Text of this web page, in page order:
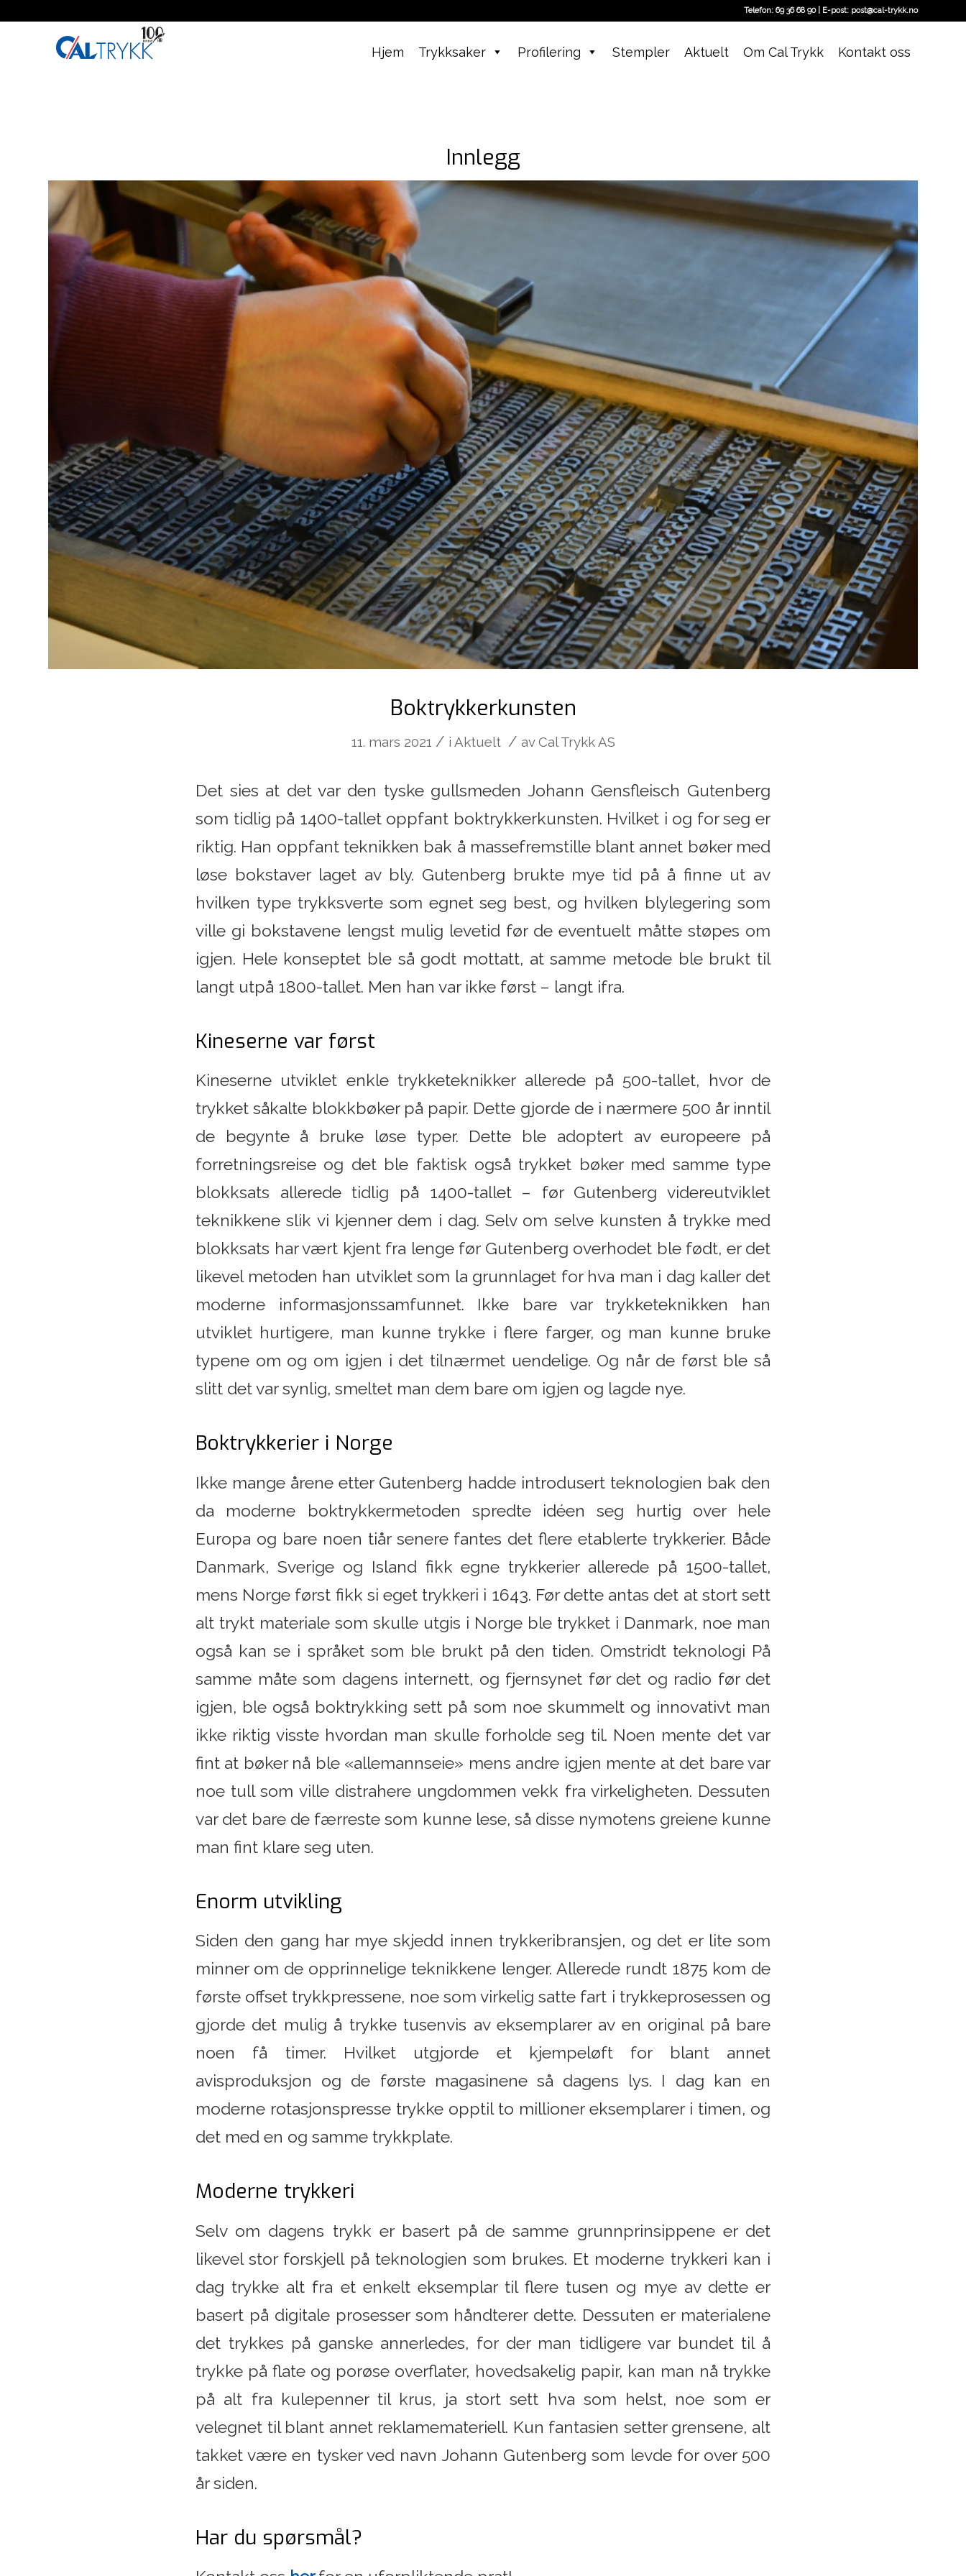
Telefon: 69 36 68 90 | E-post: post@cal-trykk.no
Hjem Trykksaker Profilering Stempler Aktuelt Om Cal Trykk Kontakt oss
Innlegg
Boktrykkerkunsten
11. mars 2021 / i Aktuelt / avCal Trykk AS
Det sies at det var den tyske gullsmeden Johann Gensfleisch Gutenberg
som tidlig på 1400-tallet oppfant boktrykkerkunsten. Hvilket i og for seg er
riktig. Han oppfant teknikken bak å massefremstille blant annet bøker med
løse bokstaver laget av bly. Gutenberg brukte mye tid på å finne ut av
hvilken type trykksverte som egnet seg best, og hvilken blylegering som
ville gi bokstavene lengst mulig levetid før de eventuelt måtte støpes om
igjen. Hele konseptet ble så godt mottatt, at samme metode ble brukt til
langt utpå 1800-tallet. Men han var ikke først – langt ifra.
Kineserne var først
Kineserne utviklet enkle trykketeknikker allerede på 500-tallet, hvor de
trykket såkalte blokkbøker på papir. Dette gjorde de i nærmere 500 år inntil
de begynte å bruke løse typer. Dette ble adoptert av europeere på
forretningsreise og det ble faktisk også trykket bøker med samme type
blokksats allerede tidlig på 1400-tallet – før Gutenberg videreutviklet
teknikkene slik vi kjenner dem i dag. Selv om selve kunsten å trykke med
blokksats har vært kjent fra lenge før Gutenberg overhodet ble født, er det
likevel metoden han utviklet som la grunnlaget for hva man i dag kaller det
moderne informasjonssamfunnet. Ikke bare var trykketeknikken han
utviklet hurtigere, man kunne trykke i flere farger, og man kunne bruke
typene om og om igjen i det tilnærmet uendelige. Og når de først ble så
slitt det var synlig, smeltet man dem bare om igjen og lagde nye.
Boktrykkerier i Norge
Ikke mange årene etter Gutenberg hadde introdusert teknologien bak den
da moderne boktrykkermetoden spredte idéen seg hurtig over hele
Europa og bare noen tiår senere fantes det flere etablerte trykkerier. Både
Danmark, Sverige og Island fikk egne trykkerier allerede på 1500-tallet,
mens Norge først fikk si eget trykkeri i 1643. Før dette antas det at stort sett
alt trykt materiale som skulle utgis i Norge ble trykket i Danmark, noe man
også kan se i språket som ble brukt på den tiden. Omstridt teknologi På
samme måte som dagens internett, og fjernsynet før det og radio før det
igjen, ble også boktrykking sett på som noe skummelt og innovativt man
ikke riktig visste hvordan man skulle forholde seg til. Noen mente det var
fint at bøker nå ble «allemannseie» mens andre igjen mente at det bare var
noe tull som ville distrahere ungdommen vekk fra virkeligheten. Dessuten
var det bare de færreste som kunne lese, så disse nymotens greiene kunne
man fint klare seg uten.
Enorm utvikling
Siden den gang har mye skjedd innen trykkeribransjen, og det er lite som
minner om de opprinnelige teknikkene lenger. Allerede rundt 1875 kom de
første offset trykkpressene, noe som virkelig satte fart i trykkeprosessen og
gjorde det mulig å trykke tusenvis av eksemplarer av en original på bare
noen få timer. Hvilket utgjorde et kjempeløft for blant annet
avisproduksjon og de første magasinene så dagens lys. I dag kan en
moderne rotasjonspresse trykke opptil to millioner eksemplarer i timen, og
det med en og samme trykkplate.
Moderne trykkeri
Selv om dagens trykk er basert på de samme grunnprinsippene er det
likevel stor forskjell på teknologien som brukes. Et moderne trykkeri kan i
dag trykke alt fra et enkelt eksemplar til flere tusen og mye av dette er
basert på digitale prosesser som håndterer dette. Dessuten er materialene
det trykkes på ganske annerledes, for der man tidligere var bundet til å
trykke på flate og porøse overflater, hovedsakelig papir, kan man nå trykke
på alt fra kulepenner til krus, ja stort sett hva som helst, noe som er
velegnet til blant annet reklamemateriell. Kun fantasien setter grensene, alt
takket være en tysker ved navn Johann Gutenberg som levde for over 500
år siden.
Har du spørsmål?